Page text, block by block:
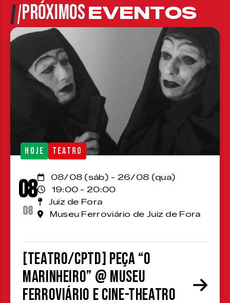
PRÓXIMOSEVENTOS
HOJE TEATRO
08
08
08/08 (sáb) - 26/08 (qua)
19:00 - 20:00
Juiz de Fora
Museu Ferroviário de Juiz de Fora
[TEATRO/CPTD] Peça “O
Marinheiro” @ Museu
Ferroviário e Cine-Theatro